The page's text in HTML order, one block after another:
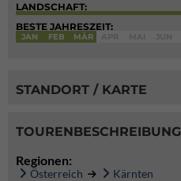
LANDSCHAFT:
BESTE JAHRESZEIT:
JAN FEB MÄR
STANDORT / KARTE
TOURENBESCHREIBUNG
Regionen:
Österreich Kärnten